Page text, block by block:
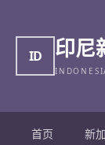
ID 印尼
首页 新